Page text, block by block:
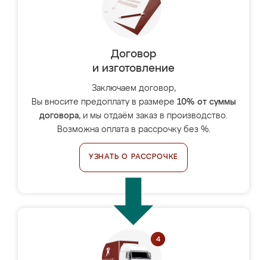
Договор
и изготовление
Заключаем договор,
Вы вносите предоплату в размере 10% от суммы
договора, и мы отдаём заказ в производство.
Возможна оплата в рассрочку без %.
УЗНАТЬ О РАССРОЧКЕ